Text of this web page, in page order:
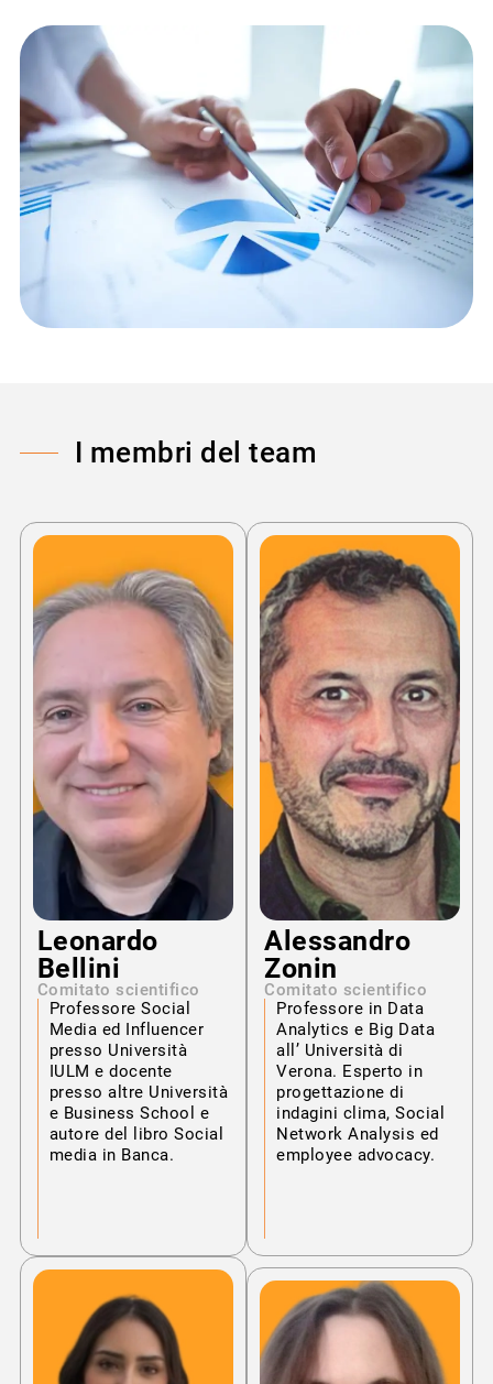
I membri del team
Leonardo
Bellini
Comitato scientifico
Professore Social
Media ed Influencer
presso Università
IULM e docente
presso altre Università
e Business School e
autore del libro Social
media in Banca.
Alessandro
Zonin
Comitato scientifico
Professore in Data
Analytics e Big Data
all’ Università di
Verona. Esperto in
progettazione di
indagini clima, Social
Network Analysis ed
employee advocacy.